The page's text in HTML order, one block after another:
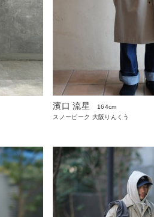
濱口 流星
164cm
スノーピーク 大阪りんくう